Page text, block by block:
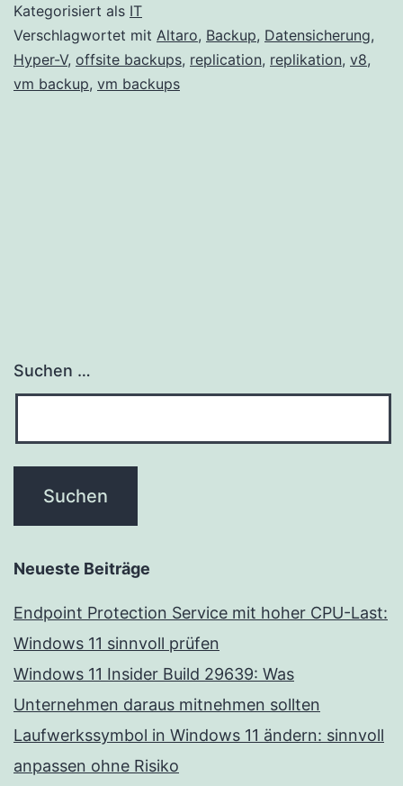
für
ausfallfreies
Kategorisiert als IT
Verschlagwortet mit Altaro, Backup, Datensicherung,
Hyper-V, offsite backups, replication, replikation, v8,
vm backup, vm backups
Suchen …
Neueste Beiträge
Endpoint Protection Service mit hoher CPU-Last:
Windows 11 sinnvoll prüfen
Windows 11 Insider Build 29639: Was
Unternehmen daraus mitnehmen sollten
Laufwerkssymbol in Windows 11 ändern: sinnvoll
anpassen ohne Risiko